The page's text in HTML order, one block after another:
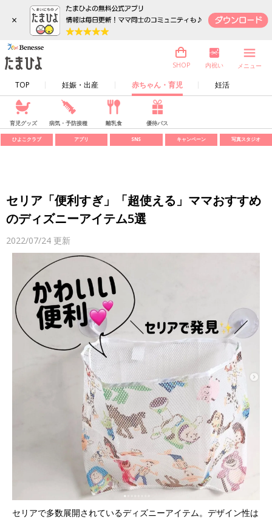
×
TOP 妊娠・出産 赤ちゃん・育児 妊活
SHOP 内祝い メニュー
育児グッズ 病気・予防接種 離乳食 優待パス
ひよこクラブ アプリ SNS キャンペーン 写真スタジオ
セリア「便利すぎ」「超使える」ママおすすめ
のディズニーアイテム5選
2022/07/24 更新
セリアで多数展開されているディズニーアイテム。デザイン性は